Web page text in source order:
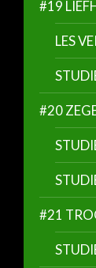
#19
LES
#20
#21